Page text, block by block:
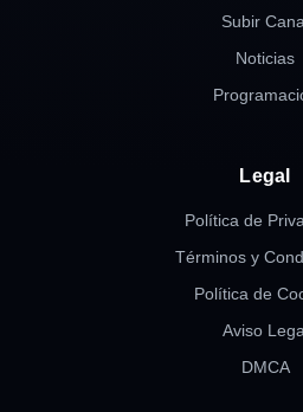
Subir
Noticias
Legal
Política de
Términos y
Política de
Aviso
DMCA